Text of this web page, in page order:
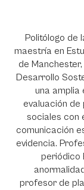
Politólogo de
maestría en
de
Desarrollo
una amplia
evaluación
sociales con
comunicación
evidencia.
periódico
profesor de